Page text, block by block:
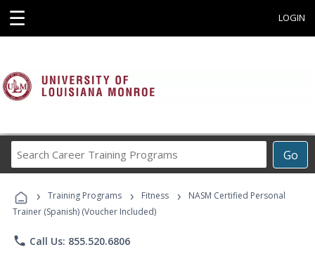
☰ LOGIN
Go
Career
Programs
› Training Programs › Fitness ›
NASM Certified Personal
Trainer (Spanish) (Voucher Included)
phone Call Us: 855.520.6806